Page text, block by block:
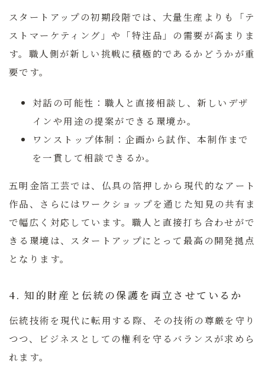
スタートアップの初期段階では、大量生産よりも「テ
ストマーケティング」や「特注品」の需要が高まりま
す。職人側が新しい挑戦に積極的であるかどうかが重
要です。
対話の可能性： 職人と直接相談し、新しいデザ
インや用途の提案ができる環境か。
ワンストップ体制： 企画から試作、本制作まで
を一貫して相談できるか。
五明金箔工芸では、仏具の箔押しから現代的なアート
作品、さらにはワークショップを通じた知見の共有ま
で幅広く対応しています。職人と直接打ち合わせがで
きる環境は、スタートアップにとって最高の開発拠点
となります。
4. 知的財産と伝統の保護を両立させているか
伝統技術を現代に転用する際、その技術の尊厳を守り
つつ、ビジネスとしての権利を守るバランスが求めら
れます。